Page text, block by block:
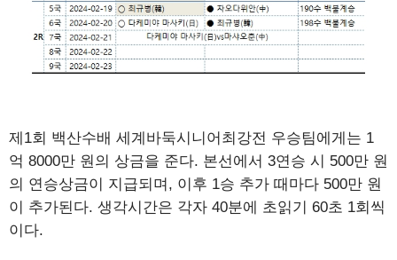
제1회 백산수배 세계바둑시니어최강전 우승팀에게는 1
억 8000만 원의 상금을 준다. 본선에서 3연승 시 500만 원
의 연승상금이 지급되며, 이후 1승 추가 때마다 500만 원
이 추가된다. 생각시간은 각자 40분에 초읽기 60초 1회씩
이다.